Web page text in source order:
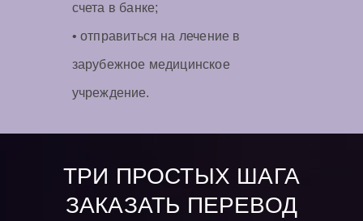
счета в банке;
• отправиться на лечение в
зарубежное медицинское
учреждение.
ТРИ ПРОСТЫХ ШАГА
ЗАКАЗАТЬ ПЕРЕВОД